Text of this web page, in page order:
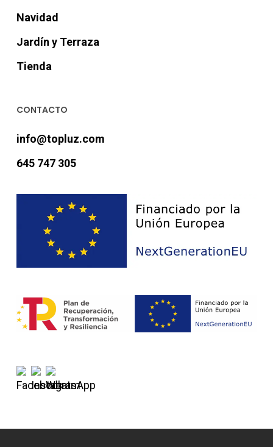
Navidad
Jardín y Terraza
Tienda
CONTACTO
info@topluz.com
645 747 305